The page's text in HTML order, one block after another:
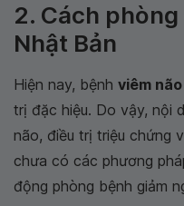
2. Cách
Nhật Bản
Hiện nay, bệnh viêm
trị đặc hiệu. Do vậy, nội
não, điều trị triệu chứng
chưa có các phương
động phòng bệnh giảm